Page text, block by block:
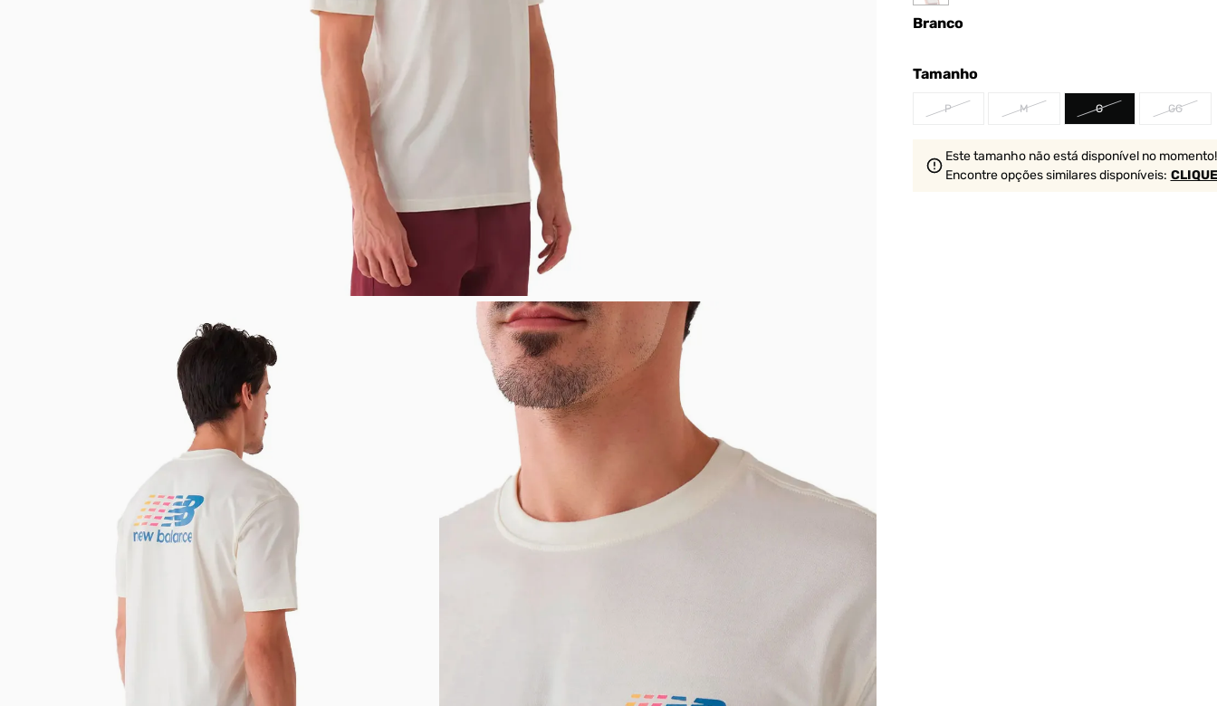
Branco
Tamanho
P M G GG
Este tamanho não está disponível no momento!
Encontre opções similaresdisponíveis: